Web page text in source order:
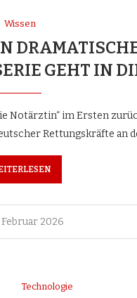
Wissen
GEHT IN
Notärztin“ im Ersten
Rettungskräfte an
Februar 2026
Technologie